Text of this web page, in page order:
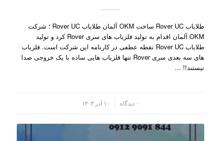
طلایاب Rover UC ساخت OKM آلمان طلایاب Rover UC ؛ شرکت
OKM آلمان اقدام به تولید فلزیاب های سری Rover کرد و تولید
طلایاب Rover UC نقطه عطفی در کارنامه این شرکت است. فلزیاب
های سه بعدی سری Rover تنها فلزیاب هایی ساده با یک خروجی صدا
نیستند!! …
۰ دیدگاه ۱۰ آذر ۱۴۰۳